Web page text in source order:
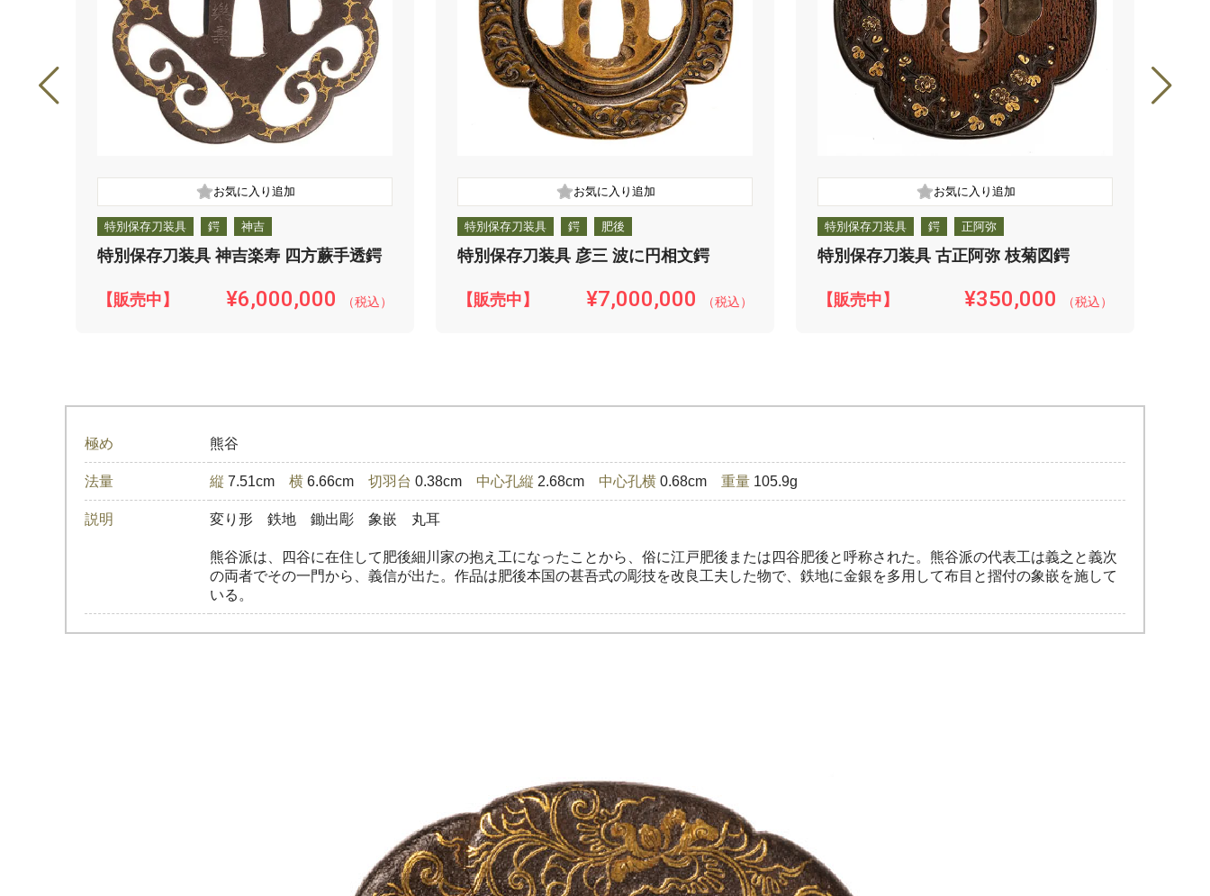
特別保存刀装具 鍔 神吉
特別保存刀装具 神吉楽寿 四方蕨手透鍔
【販売中】 ¥6,000,000 （税込）
特別保存刀装具 鍔 肥後
特別保存刀装具 彦三 波に円相文鍔
【販売中】 ¥7,000,000 （税込）
特別保存刀装具 鍔 正阿弥
特別保存刀装具 古正阿弥 枝菊図鍔
【販売中】 ¥350,000 （税込）
極め 熊谷
法量 縦7.51cm 横6.66cm 切羽台 0.38cm 中心孔縦2.68cm 中心孔横0.68cm 重量105.9g
説明 変り形 鉄地 鋤出彫 象嵌 丸耳
熊谷派は、四谷に在住して肥後細川家の抱え工になったことから、俗に江戸肥後または四谷肥後と呼称された。熊谷派の代表工は義之と義次
の両者でその一門から、義信が出た。作品は肥後本国の甚吾式の彫技を改良工夫した物で、鉄地に金銀を多用して布目と摺付の象嵌を施して
いる。